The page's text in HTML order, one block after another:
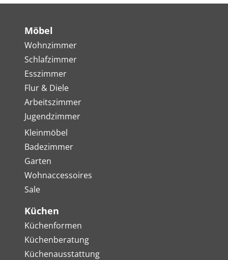
Möbel
Wohnzimmer
Schlafzimmer
Esszimmer
Flur & Diele
Arbeitszimmer
Jugendzimmer
Kleinmöbel
Badezimmer
Garten
Wohnaccessoires
Sale
Küchen
Küchenformen
Küchenberatung
Küchenausstattung